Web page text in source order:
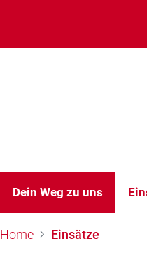
Dein Weg zu uns
Home Einsätze